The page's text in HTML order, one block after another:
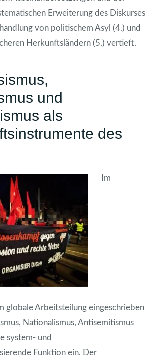
Erweiterung des Diskurses
von politischem Asyl (4.) und
Herkunftsländern (5.) vertieft.
und
als
des
Im
globale Arbeitsteilung eingeschrieben
Nationalismus, Antisemitismus
system- und
Funktion ein. Der